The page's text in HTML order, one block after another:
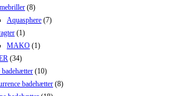
(8)
Aquasphere (7)
(1)
MAKO (1)
(34)
badehætter (10)
badehætter (8)